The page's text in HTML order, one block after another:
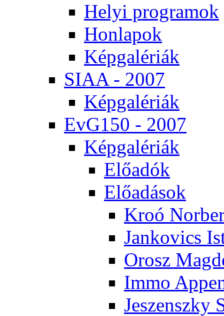
He­lyi prog­ra­mok
Hon­la­pok
Kép­ga­lé­ri­ák
SI­AA - 2007
Kép­ga­lé­ri­ák
EvG150 - 2007
Kép­ga­lé­ri­ák
Elő­adók
Elő­adá­sok
Kroó
Jan­ko­vics
Orosz
Im­mo
Je­szensz­ky